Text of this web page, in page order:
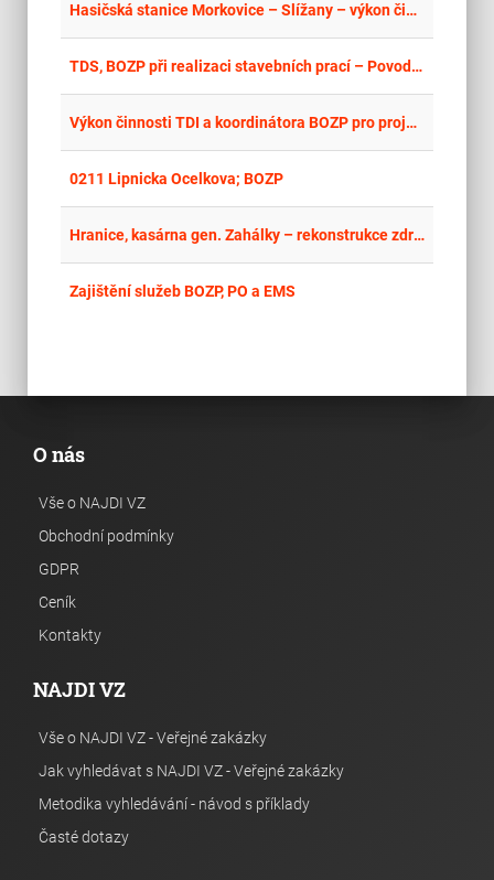
Hasičská stanice Morkovice – Slížany – výkon činnosti koordinátora BOZP
TDS, BOZP při realizaci stavebních prací – Povodňová škoda na Silnici III/01141 Guty, CRR 145244 – rekonstrukce mostu ev. č. 01141-2
Výkon činnosti TDI a koordinátora BOZP pro projekt: „Energetická opatření v objektu ZŠ a MŠ Libá
0211 Lipnicka Ocelkova; BOZP
Hranice, kasárna gen. Zahálky – rekonstrukce zdrojů tepelné energie – výkon technického dozoru stavebníka a koordinátora BOZP na staveništi
Zajištění služeb BOZP, PO a EMS
O nás
Vše o NAJDI VZ
Obchodní podmínky
GDPR
Ceník
Kontakty
NAJDI VZ
Vše o NAJDI VZ - Veřejné zakázky
Jak vyhledávat s NAJDI VZ - Veřejné zakázky
Metodika vyhledávání - návod s příklady
Časté dotazy